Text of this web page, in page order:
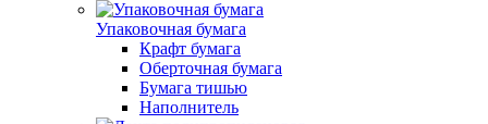
Упаковочная бумага
Крафт бумага
Оберточная бумага
Бумага тишью
Наполнитель